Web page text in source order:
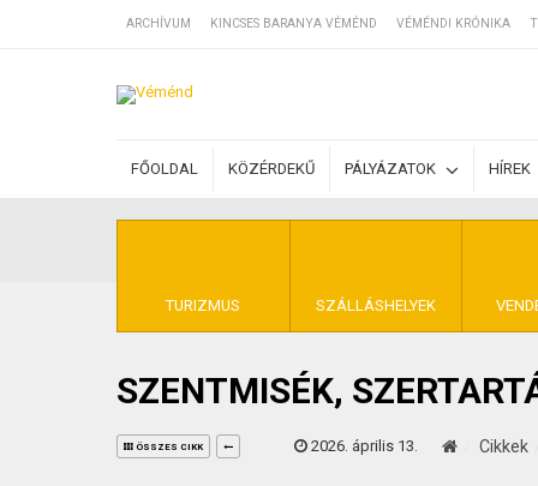
ARCHÍVUM KINCSES BARANYA VÉMÉND VÉMÉNDI KRÓNIKA
FŐOLDAL KÖZÉRDEKŰ PÁLYÁZATOK HÍREK
TURIZMUS SZÁLLÁSHELYEK
SZÁLLÁSOK
BEJEGYZÉSEK
ÁLTALÁNOS
KINCSES
SZENTMISÉK,
ÖSSZES CIKK 2026. április 13. Cikkek